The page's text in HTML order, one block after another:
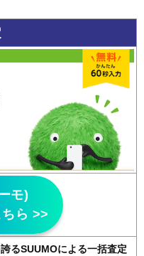
モ)
ら >>
るSUUMOによる一括査定